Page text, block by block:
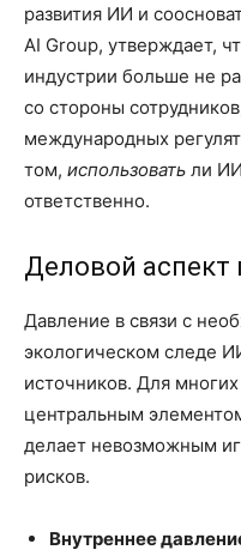
развития ИИ и
AI Group, утверждает,
индустрии больше не
со стороны
международных
том, использовать ли
ответственно.
Деловой аспект
Давление в связи с
экологическом следе
источников. Для
центральным
делает невозможным
рисков.
Внутреннее